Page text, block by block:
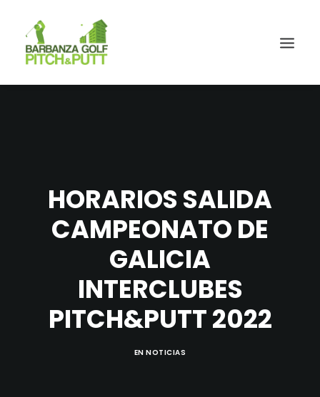
HORARIOS SALIDA
CAMPEONATO DE
GALICIA
INTERCLUBES
PITCH&PUTT 2022
ENNOTICIAS